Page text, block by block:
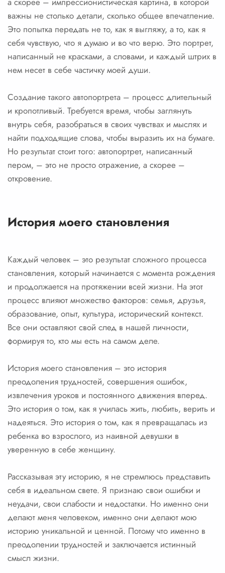
важны не столько детали, сколько общее впечатление.
Это попытка передать не то, как я выгляжу, а то, как я
себя чувствую, что я думаю и во что верю. Это портрет,
написанный не красками, а словами, и каждый штрих в
нем несет в себе частичку моей души.
Создание такого автопортрета – процесс длительный
и кропотливый. Требуется время, чтобы заглянуть
внутрь себя, разобраться в своих чувствах и мыслях и
найти подходящие слова, чтобы выразить их на бумаге.
Но результат стоит того: автопортрет, написанный
пером, – это не просто отражение, а скорее –
откровение.
История моего становления
Каждый человек – это результат сложного процесса
становления, который начинается с момента рождения
и продолжается на протяжении всей жизни. На этот
процесс влияют множество факторов: семья, друзья,
образование, опыт, культура, исторический контекст.
Все они оставляют свой след в нашей личности,
формируя то, кто мы есть на самом деле.
История моего становления – это история
преодоления трудностей, совершения ошибок,
извлечения уроков и постоянного движения вперед.
Это история о том, как я училась жить, любить, верить и
надеяться. Это история о том, как я превращалась из
ребенка во взрослого, из наивной девушки в
уверенную в себе женщину.
Рассказывая эту историю, я не стремлюсь представить
себя в идеальном свете. Я признаю свои ошибки и
неудачи, свои слабости и недостатки. Но именно они
делают меня человеком, именно они делают мою
историю уникальной и ценной. Потому что именно в
преодолении трудностей и заключается истинный
смысл жизни.